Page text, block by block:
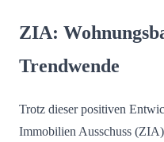
ZIA:
Trendwende
Trotz dieser positiven
Immobilien Ausschuss